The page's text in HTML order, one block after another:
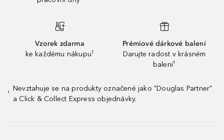
Vzorek zdarma
ke každému nákupu¹
Prémiové dárkové balení
Darujte radost v krásném
balení¹
¹
Nevztahuje se na produkty označené jako "Douglas Partner"
a Click & Collect Express objednávky.